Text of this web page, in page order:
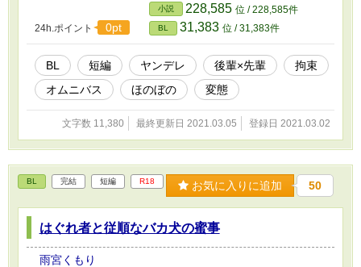
24h.ポイント 0pt
小説 228,585 位 / 228,585件
BL 31,383 位 / 31,383件
BL 短編 ヤンデレ 後輩×先輩
拘束
オムニバス
ほのぼの 変態
文字数 11,380 最終更新日 2021.03.05 登録日 2021.03.02
BL 完結 短編 R18 お気に入りに追加 50
はぐれ者と従順なバカ犬の蜜事
雨宮くもり